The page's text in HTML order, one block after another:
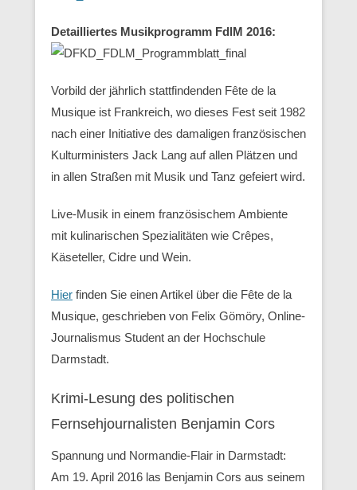
Detailliertes Musikprogramm FdlM 2016:
Vorbild der jährlich stattfindenden Fête de la
Musique ist Frankreich, wo dieses Fest seit 1982
nach einer Initiative des damaligen französischen
Kulturministers Jack Lang auf allen Plätzen und
in allen Straßen mit Musik und Tanz gefeiert wird.
Live-Musik in einem französischem Ambiente
mit kulinarischen Spezialitäten wie Crêpes,
Käseteller, Cidre und Wein.
Hier finden Sie einen Artikel über die Fête de la
Musique, geschrieben von Felix Gömöry, Online-
Journalismus Student an der Hochschule
Darmstadt.
Krimi-Lesung des politischen
Fernsehjournalisten Benjamin Cors
Spannung und Normandie-Flair in Darmstadt:
Am 19. April 2016 las Benjamin Cors aus seinem